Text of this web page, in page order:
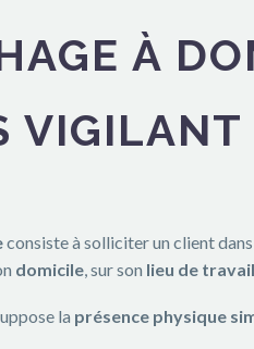
À
VIGILANT
consiste à solliciter un client dans
domicile, sur son lieu de travail
la présence physique